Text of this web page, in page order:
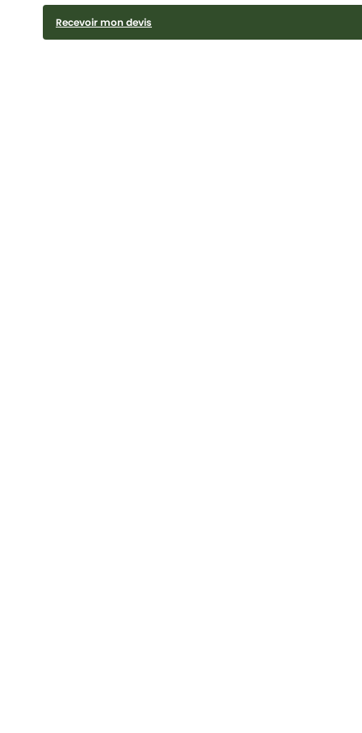
Recevoir mon devis